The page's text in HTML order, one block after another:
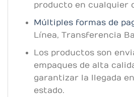
producto en cualquier
Múltiples formas de
Línea, Transferencia
Los productos son
empaques de alta
garantizar la llegada
estado.